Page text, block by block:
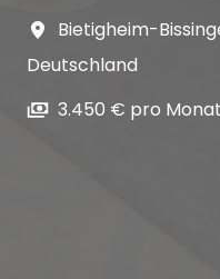
Bietigheim-
Deutschland
3.450 € pro Monat